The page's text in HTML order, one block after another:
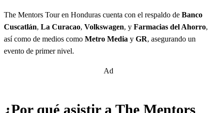
The Mentors Tour en Honduras cuenta con el respaldo de Banco
Cuscatlán, La Curacao, Volkswagen, y Farmacias del Ahorro,
así como de medios como Metro Media y GR, asegurando un
evento de primer nivel.
Ad
¿Por qué asistir a The Mentors